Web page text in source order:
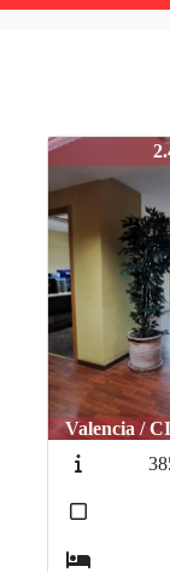
3865-
Valencia /